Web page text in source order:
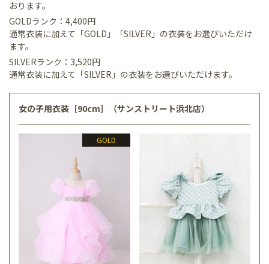
おります。
GOLDランク：4,400円
通常衣装に加えて「GOLD」「SILVER」の衣装をお選びいただけ
ます。
SILVERランク：3,520円
通常衣装に加えて「SILVER」の衣装をお選びいただけます。
女の子用衣装［90cm］（サンストリート浜北店）
GOLD